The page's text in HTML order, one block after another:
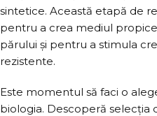
sintetice. Această etapă de
pentru a crea mediul
părului și pentru a stimula
rezistente.
Este momentul să faci o
biologia. Descoperă selecția